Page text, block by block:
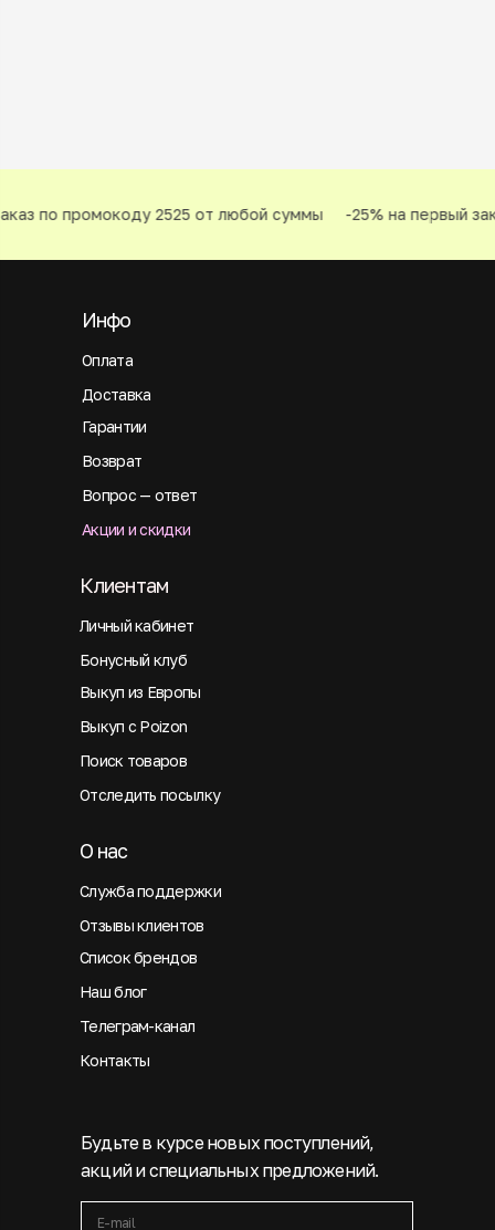
по промокоду 2525 от любой суммы -25% на первый
Оплата
Инфо
Будьте в курсе новых поступлений,
акций и специальных предложений.
Доставка
Гарантии
Возврат
Вопрос — ответ
Акции и скидки
Личный кабинет
Клиентам
Бонусный клуб
Выкуп из Европы
Выкуп с Poizon
Поиск товаров
Отследить посылку
Служба поддержки
О нас
Отзывы клиентов
Список брендов
Наш блог
Телеграм-канал
Контакты